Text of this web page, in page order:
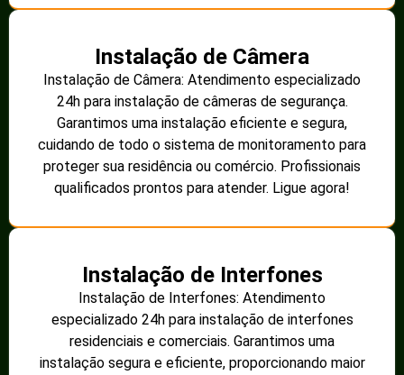
Instalação de Câmera
Instalação de Câmera: Atendimento especializado
24h para instalação de câmeras de segurança.
Garantimos uma instalação eficiente e segura,
cuidando de todo o sistema de monitoramento para
proteger sua residência ou comércio. Profissionais
qualificados prontos para atender. Ligue agora!
Instalação de Interfones
Instalação de Interfones: Atendimento
especializado 24h para instalação de interfones
residenciais e comerciais. Garantimos uma
instalação segura e eficiente, proporcionando maior